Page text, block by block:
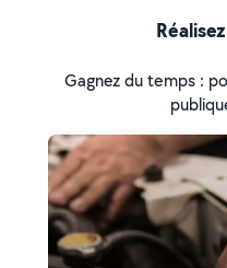
Gagnez du temps :